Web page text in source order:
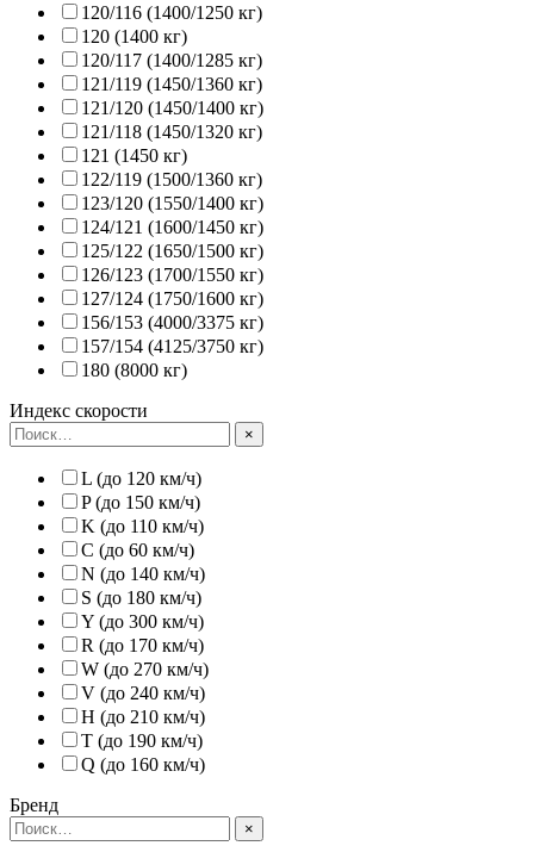
120/116 (1400/1250 кг)
120 (1400 кг)
120/117 (1400/1285 кг)
121/119 (1450/1360 кг)
121/120 (1450/1400 кг)
121/118 (1450/1320 кг)
121 (1450 кг)
122/119 (1500/1360 кг)
123/120 (1550/1400 кг)
124/121 (1600/1450 кг)
125/122 (1650/1500 кг)
126/123 (1700/1550 кг)
127/124 (1750/1600 кг)
156/153 (4000/3375 кг)
157/154 (4125/3750 кг)
180 (8000 кг)
Индекс скорости
×
L (до 120 км/ч)
P (до 150 км/ч)
K (до 110 км/ч)
C (до 60 км/ч)
N (до 140 км/ч)
S (до 180 км/ч)
Y (до 300 км/ч)
R (до 170 км/ч)
W (до 270 км/ч)
V (до 240 км/ч)
H (до 210 км/ч)
T (до 190 км/ч)
Q (до 160 км/ч)
Бренд
×